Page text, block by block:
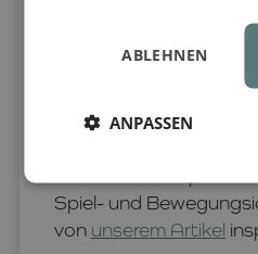
gesunde
Dieses Balance
ein multifunktionales
Spiel- und
von unserem Artikel
ABLEHNEN
ANPASSEN